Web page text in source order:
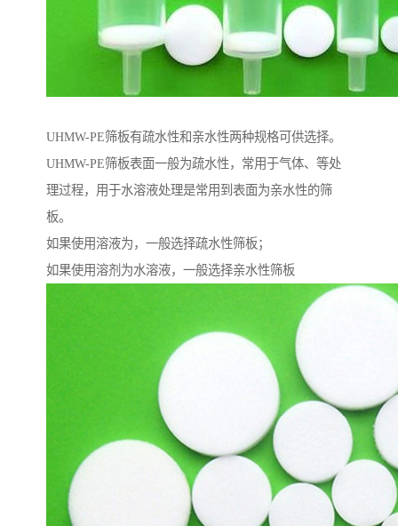
UHMW-PE筛板有疏水性和亲水性两种规格可供选择。
UHMW-PE筛板表面一般为疏水性，常用于气体、等处
理过程，用于水溶液处理是常用到表面为亲水性的筛
板。
如果使用溶液为，一般选择疏水性筛板；
如果使用溶剂为水溶液，一般选择亲水性筛板